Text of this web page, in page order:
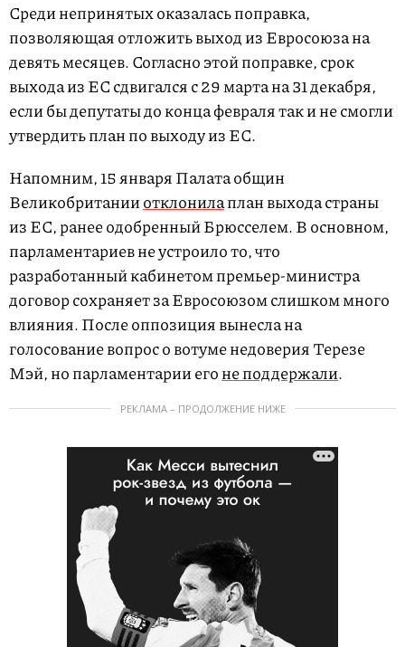
Среди непринятых оказалась поправка,
позволяющая отложить выход из Евросоюза на
девять месяцев. Согласно этой поправке, срок
выхода из ЕС сдвигался с 29 марта на 31 декабря,
если бы депутаты до конца февраля так и не смогли
утвердить план по выходу из ЕС.
Напомним, 15 января Палата общин
Великобританииотклонилаплан выхода страны
из ЕС, ранее одобренный Брюсселем. В основном,
парламентариев не устроило то, что
разработанный кабинетом премьер-министра
договор сохраняет за Евросоюзом слишком много
влияния. После оппозиция вынесла на
голосование вопрос о вотуме недоверия Терезе
Мэй, но парламентарии егоне поддержали.
РЕКЛАМА – ПРОДОЛЖЕНИЕ НИЖЕ